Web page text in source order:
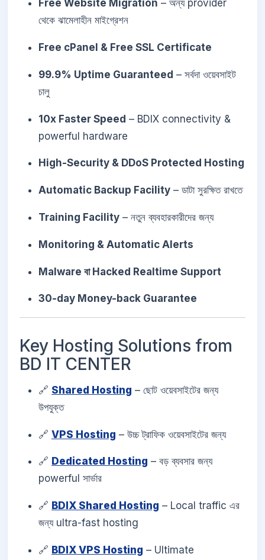
Free Website Migration – অন্য provider
থেকে ঝামেলাহীন মাইগ্রেশন
Free cPanel & Free SSL Certificate
99.9% Uptime Guaranteed – সর্বদা ওয়েবসাইট
চালু
10x Faster Speed – BDIX connectivity &
powerful hardware
High-Security & DDoS Protected Hosting
Automatic Backup Facility – ডাটা সুরক্ষিত রাখতে
Training Facility – নতুন ব্যবহারকারীদের জন্য
Monitoring & Automatic Alerts
Malware বা Hacked Realtime Support
30-day Money-back Guarantee
Key Hosting Solutions from
BD IT CENTER
🔗 Shared Hosting – ছোট ওয়েবসাইটের জন্য
উপযুক্ত
🔗 VPS Hosting – উচ্চ ট্রাফিক ওয়েবসাইটের জন্য
🔗 Dedicated Hosting – বড় ব্যবসার জন্য
powerful সার্ভার
🔗 BDIX Shared Hosting – Local traffic এর
জন্য ultra-fast hosting
🔗 BDIX VPS Hosting – Ultimate